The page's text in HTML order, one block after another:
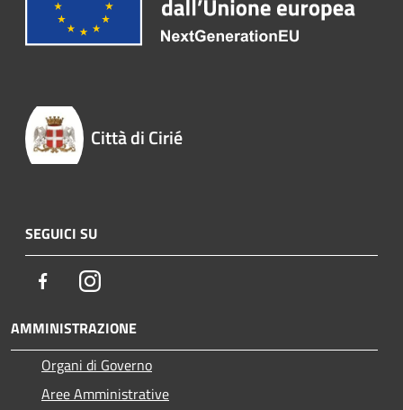
Città di Cirié
SEGUICI SU
FacebookInstagram
AMMINISTRAZIONE
Organi di Governo
Aree Amministrative